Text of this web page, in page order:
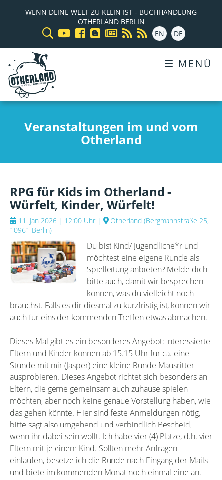
WENN DEINE WELT ZU KLEIN IST - BUCHHANDLUNG
OTHERLAND BERLIN
EN
DE
MENÜ
Veranstaltungen im und vom
Otherland
RPG für Kids im Otherland -
Würfelt, Kinder, Würfelt!
11. Jan 2026 | 12:00 Uhr | Otherland (Bergmannstraße 25,
10961 Berlin)
Du bist Kind/ Jugendliche*r und
möchtest eine eigene Runde als
Spielleitung anbieten? Melde dich
bitte auch, damit wir besprechen
können, was du vielleicht noch
brauchst. Falls es dir diesmal zu kurzfristig ist, können wir
auch für eins der kommenden Treffen etwas abmachen.
Dieses Mal gibt es ein besonderes Angebot: Interessierte
Eltern und Kinder können ab 15.15 Uhr für ca. eine
Stunde mit mir (Jasper) eine kleine Runde Mausritter
ausprobieren. Dieses Angebot richtet sich besonders an
Eltern, die gerne gemeinsam auch zuhause spielen
möchten, aber noch keine genaue Vorstellung haben, wie
das gehen könnte. Hier sind feste Anmeldungen nötig,
bitte sagt also umgehend und verbindlich Bescheid,
wenn ihr dabei sein wollt. Ich habe vier (4) Plätze, d.h. vier
Eltern mit je einem Kind. Sollten mehr Anfragen
einlaufen, besetze ich die Runde nach Eingang der Mails
und biete im kommenden Monat noch einmal eine an.